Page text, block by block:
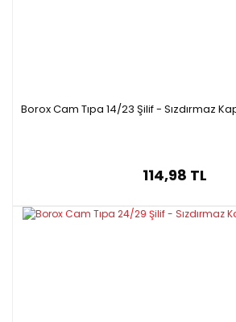
Borox Cam Tıpa 14/23 Şilif - Sızdırmaz
114,98 TL